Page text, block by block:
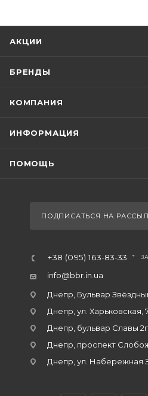
АКЦИИ
БРЕНДЫ
КОМПАНИЯ
ИНФОРМАЦИЯ
ПОМОЩЬ
ПОДПИСАТЬСЯ НА
+38 (095) 163-83-33
info@bbr.in.ua
Днепр, Бульвар
Днепр, ул. Харьковская,
Днепр, бульвар Славы 2г
Днепр, проспект
Днепр, ул. Набережная